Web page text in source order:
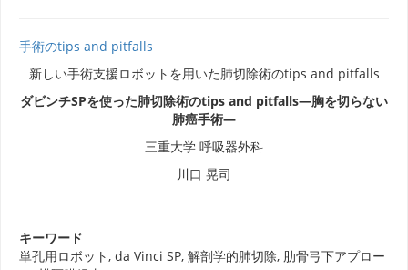
手術のtips and pitfalls
新しい手術支援ロボットを用いた肺切除術のtips and pitfalls
ダビンチSPを使った肺切除術のtips and pitfalls―胸を切らない
肺癌手術―
三重大学 呼吸器外科
川口 晃司
キーワード
単孔用ロボット, da Vinci SP, 解剖学的肺切除, 肋骨弓下アプロー